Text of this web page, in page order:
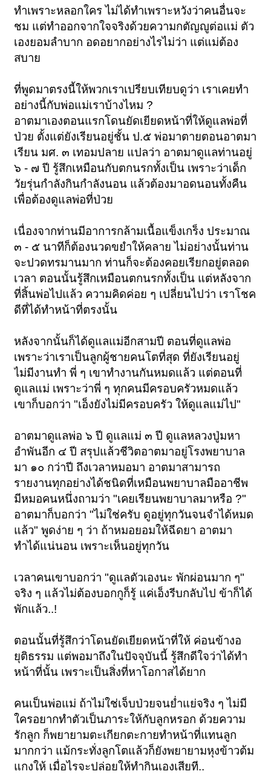
ทำเพราะหลอกใคร ไม่ได้ทำเพราะหวังว่าคนอื่นจะ
ชม แต่ทำออกจากใจจริงด้วยความกตัญญูต่อแม่ ตัว
เองยอมลำบาก อดอยากอย่างไรไม่ว่า แต่แม่ต้อง
สบาย
ที่พูดมาตรงนี้ให้พวกเราเปรียบเทียบดูว่า เราเคยทำ
อย่างนี้กับพ่อแม่เราบ้างไหม ?
อาตมาเองตอนแรกโดนยัดเยียดหน้าที่ให้ดูแลพ่อที่
ป่วย ตั้งแต่ยังเรียนอยู่ชั้น ป.๕ พ่อมาตายตอนอาตมา
เรียน มศ. ๓ เทอมปลาย แปลว่า อาตมาดูแลท่านอยู่
๖ - ๗ ปี รู้สึกเหมือนกับตกนรกทั้งเป็น เพราะว่าเด็ก
วัยรุ่นกำลังกินกำลังนอน แล้วต้องมาอดนอนทั้งคืน
เพื่อต้องดูแลพ่อที่ป่วย
เนื่องจากท่านมีอาการกล้ามเนื้อแข็งเกร็ง ประมาณ
๓ - ๕ นาทีก็ต้องนวดขยำให้คลาย ไม่อย่างนั้นท่าน
จะปวดทรมานมาก ท่านก็จะต้องคอยเรียกอยู่ตลอด
เวลา ตอนนั้นรู้สึกเหมือนตกนรกทั้งเป็น แต่หลังจาก
ที่สิ้นพ่อไปแล้ว ความคิดค่อย ๆ เปลี่ยนไปว่า เราโชค
ดีที่ได้ทำหน้าที่ตรงนั้น
หลังจากนั้นก็ได้ดูแลแม่อีกสามปี ตอนที่ดูแลพ่อ
เพราะว่าเราเป็นลูกผู้ชายคนโตที่สุด ที่ยังเรียนอยู่
ไม่มีงานทำ พี่ ๆ เขาทำงานกันหมดแล้ว แต่ตอนที่
ดูแลแม่ เพราะว่าพี่ ๆ ทุกคนมีครอบครัวหมดแล้ว
เขาก็บอกว่า "เอ็งยังไม่มีครอบครัว ให้ดูแลแม่ไป"
อาตมาดูแลพ่อ ๖ ปี ดูแลแม่ ๓ ปี ดูแลหลวงปู่มหา
อำพันอีก ๔ ปี สรุปแล้วชีวิตอาตมาอยู่โรงพยาบาล
มา ๑๐ กว่าปี ถึงเวลาหมอมา อาตมาสามารถ
รายงานทุกอย่างได้ชนิดที่เหมือนพยาบาลมืออาชีพ
มีหมอคนหนึ่งถามว่า "เคยเรียนพยาบาลมาหรือ ?"
อาตมาก็บอกว่า "ไม่ใช่ครับ ดูอยู่ทุกวันจนจำได้หมด
แล้ว" พูดง่าย ๆ ว่า ถ้าหมอยอมให้ฉีดยา อาตมา
ทำได้แน่นอน เพราะเห็นอยู่ทุกวัน
เวลาคนเขาบอกว่า "ดูแลตัวเองนะ พักผ่อนมาก ๆ"
จริง ๆ แล้วไม่ต้องบอกกูก็รู้ แค่เอ็งรีบกลับไป ข้าก็ได้
พักแล้ว..!
ตอนนั้นที่รู้สึกว่าโดนยัดเยียดหน้าที่ให้ ค่อนข้างอ
ยุติธรรม แต่พอมาถึงในปัจจุบันนี้ รู้สึกดีใจว่าได้ทำ
หน้าที่นั้น เพราะเป็นสิ่งที่หาโอกาสได้ยาก
คนเป็นพ่อแม่ ถ้าไม่ใช่เจ็บป่วยจนย่ำแย่จริง ๆ ไม่มี
ใครอยากทำตัวเป็นภาระให้กับลูกหรอก ด้วยความ
รักลูก ก็พยายามตะเกียกตะกายทำหน้าที่แทนลูก
มากกว่า แม้กระทั่งลูกโตแล้วก็ยังพยายามหุงข้าวต้ม
แกงให้ เมื่อไรจะปล่อยให้ทำกินเองเสียที..